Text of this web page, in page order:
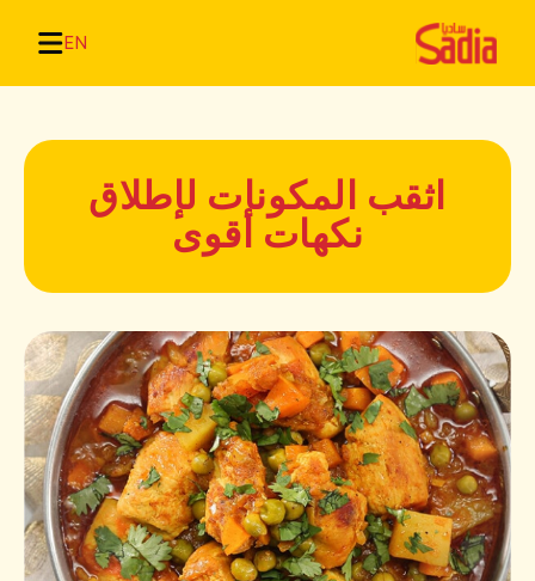
EN
اثقب المكونات لإطلاق
نكهات أقوى